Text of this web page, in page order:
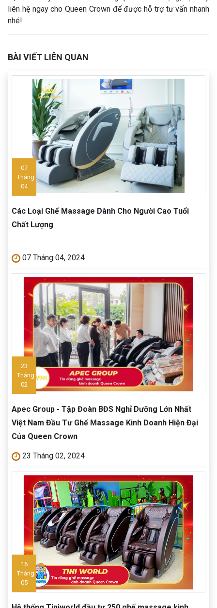
liên hệ ngay cho Queen Crown để được hỗ trợ tư vấn nhanh
nhé!
BÀI VIẾT LIÊN QUAN
07
Tháng
04
Các Loại Ghế Massage Dành Cho Người Cao Tuổi
Chất Lượng
07 Tháng 04, 2024
23
Tháng
02
Apec Group - Tập Đoàn BĐS Nghỉ Dưỡng Lớn Nhất
Việt Nam Đầu Tư Ghế Massage Kinh Doanh Hiện Đại
Của Queen Crown
23 Tháng 02, 2024
16
Tháng
05